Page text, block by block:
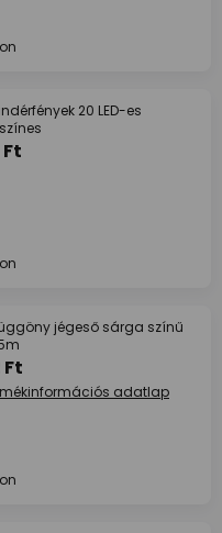
20 LED-es
jégeső sárga színű
Ft
adatlap